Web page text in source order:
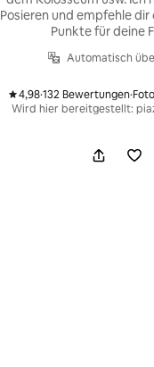
Posieren und empfehle
Punkte für deine
Automatisch
4,98 ,
·132 Bewertungen
, ·
Wird hier bereitgestellt: